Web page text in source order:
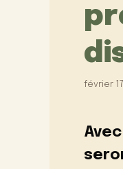
février